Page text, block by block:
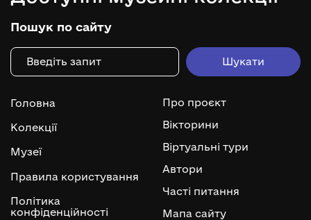
Пошук по сайту
Головна
Колекції
Музеї
Правила користування
Політика
конфіденційності
Про проєкт
Вікторини
Віртуальні тури
Автори
Часті питання
Мапа сайту